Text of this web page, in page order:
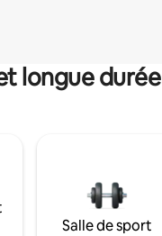
longue durée
Salle de sport